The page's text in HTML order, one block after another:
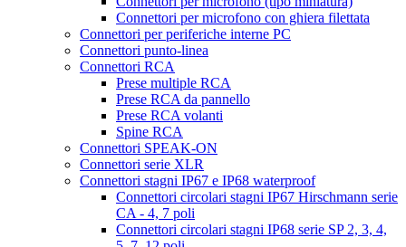
Connettori per microfono con ghiera filettata
Connettori per periferiche interne PC
Connettori punto-linea
Connettori RCA
Prese multiple RCA
Prese RCA da pannello
Prese RCA volanti
Spine RCA
Connettori SPEAK-ON
Connettori serie XLR
Connettori stagni IP67 e IP68 waterproof
Connettori circolari stagni IP67 Hirschmann serie
CA - 4, 7 poli
Connettori circolari stagni IP68 serie SP 2, 3, 4,